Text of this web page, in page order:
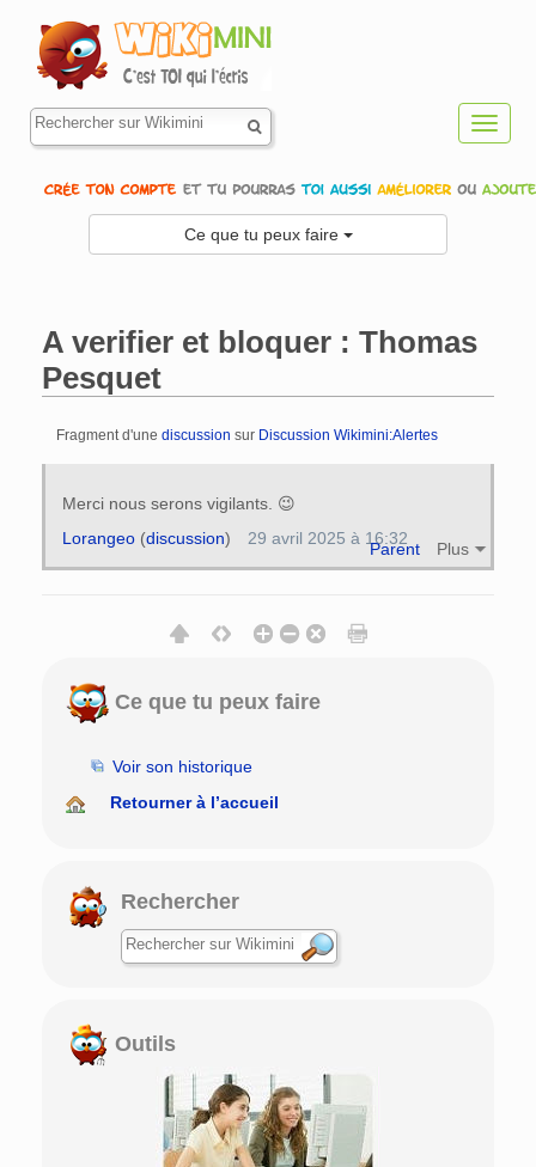
Ce que tu peux faire
A verifier et bloquer : Thomas
Pesquet
Fragment d'une discussion sur Discussion Wikimini:Alertes
Merci nous serons vigilants. 😉
Parent Plus
Lorangeo(discussion) 29 avril 2025 à 16:32
Ce que tu peux faire
Voir son historique
Retourner à l’accueil
Rechercher
Outils